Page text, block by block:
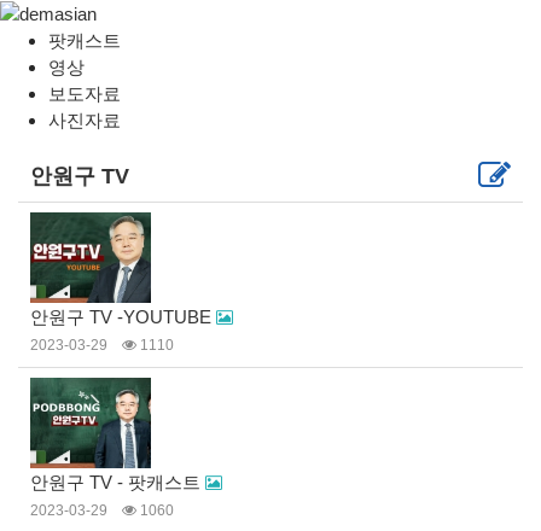
팟캐스트
영상
보도자료
사진자료
안원구 TV
안원구 TV -YOUTUBE
2023-03-29 1110
안원구 TV - 팟캐스트
2023-03-29 1060